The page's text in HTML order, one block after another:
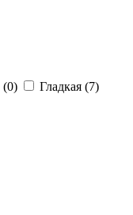
(0) Гладкая (7)